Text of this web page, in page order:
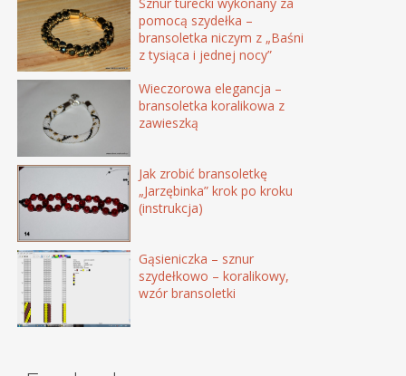
pomocą szydełka –
bransoletka niczym z „Baśni
z tysiąca i jednej nocy”
Wieczorowa elegancja –
bransoletka koralikowa z
zawieszką
Jak zrobić bransoletkę
„Jarzębinka” krok po kroku
(instrukcja)
Gąsieniczka – sznur
szydełkowo – koralikowy,
wzór bransoletki